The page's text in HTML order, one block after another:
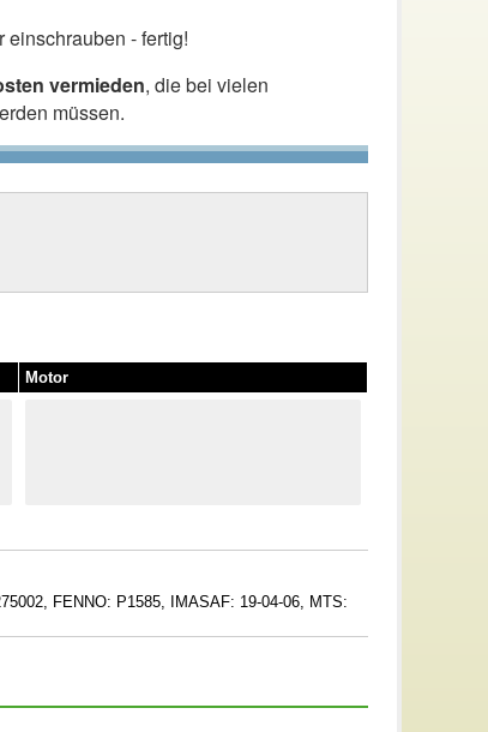
- fertig!
vermieden, die bei vielen
müssen.
Motor
FENNO: P1585, IMASAF: 19-04-06, MTS: